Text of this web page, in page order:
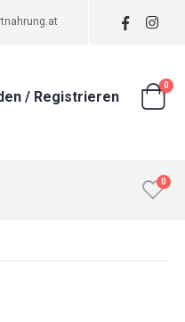
/ Registrieren
0
0